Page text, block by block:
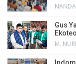
Gus
M.